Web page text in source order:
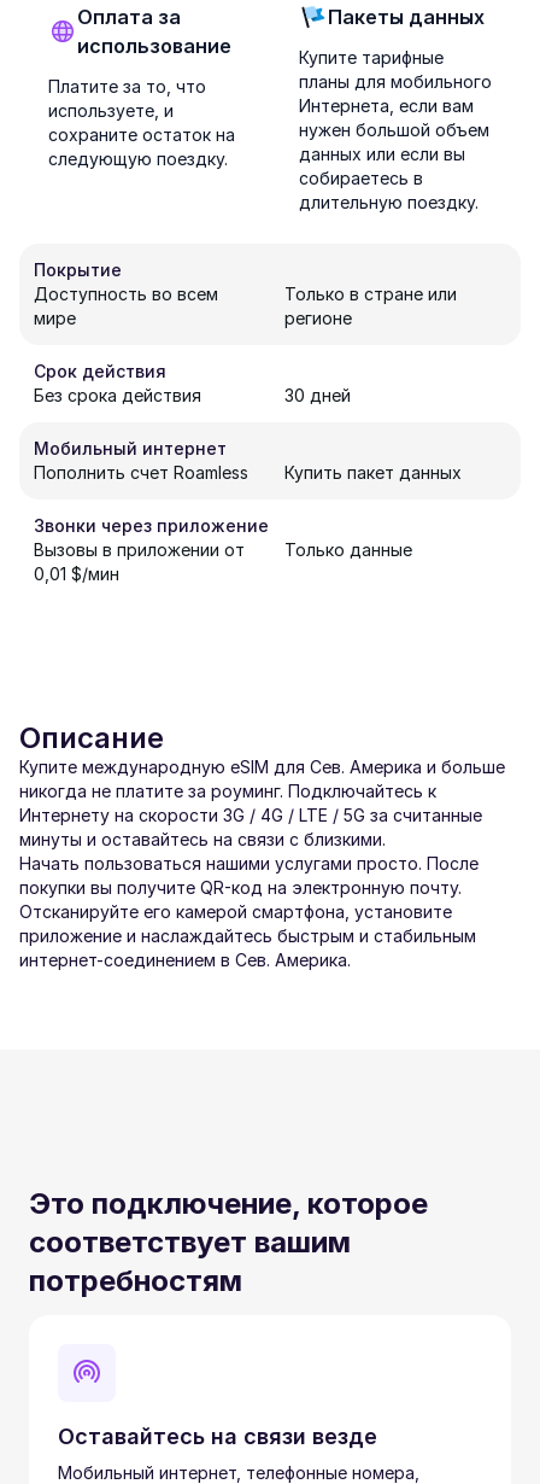
Оплата за
использование
Платите за то, что
используете, и
сохраните остаток на
следующую поездку.
Пакеты данных
Купите тарифные
планы для мобильного
Интернета, если вам
нужен большой объем
данных или если вы
собираетесь в
длительную поездку.
Покрытие
Доступность во всем
мире
Только в стране или
регионе
Срок действия
Без срока действия
30 дней
Мобильный интернет
Пополнить счет Roamless
Купить пакет данных
Звонки через приложение
Вызовы в приложении от
0,01 $/мин
Только данные
Описание
Купите международную eSIM для Сев. Америка и больше
никогда не платите за роуминг. Подключайтесь к
Интернету на скорости 3G / 4G / LTE / 5G за считанные
минуты и оставайтесь на связи с близкими.
Начать пользоваться нашими услугами просто. После
покупки вы получите QR-код на электронную почту.
Отсканируйте его камерой смартфона, установите
приложение и наслаждайтесь быстрым и стабильным
интернет-соединением в Сев. Америка.
Это подключение, которое
соответствует вашим
потребностям
Оставайтесь на связи везде
Мобильный интернет, телефонные номера,